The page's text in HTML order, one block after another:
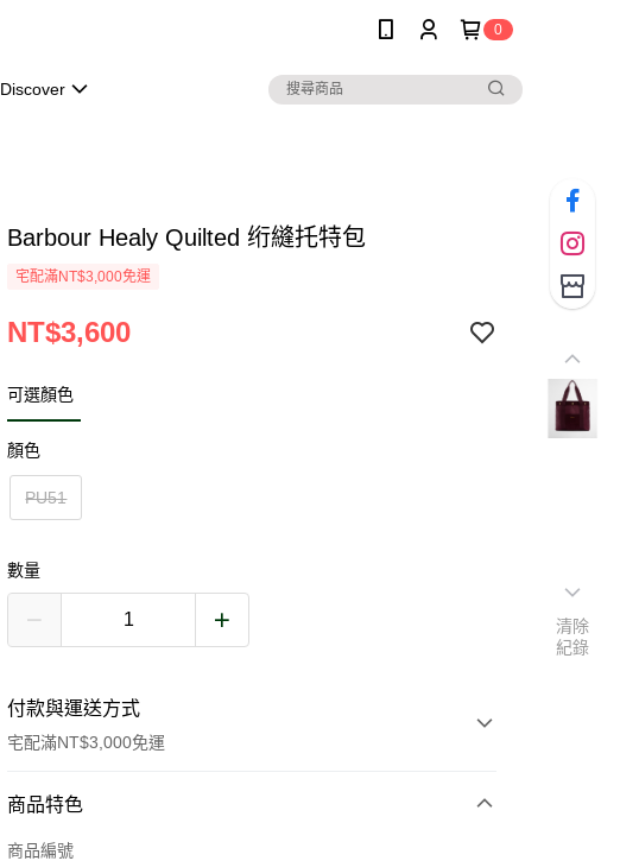
0
Discover
Barbour Healy Quilted 绗縫托特包
宅配滿NT$3,000免運
NT$3,600
可選顏色
顏色
PU51
數量
付款與運送方式
宅配滿NT$3,000免運
付款方式
信用卡一次付款
商品特色
商品編號
清除
紀錄